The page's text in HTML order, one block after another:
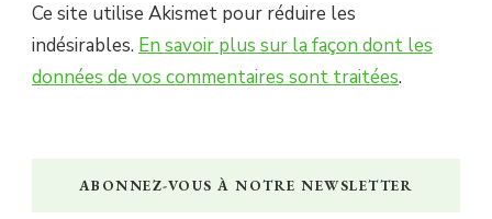
Ce site utilise Akismet pour réduire les
indésirables. En savoir plus sur la façon dont les
données de vos commentaires sont traitées.
ABONNEZ-VOUS À NOTRE NEWSLETTER